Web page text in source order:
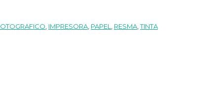
IMPRESORA PAPEL RESMA ,TINTA